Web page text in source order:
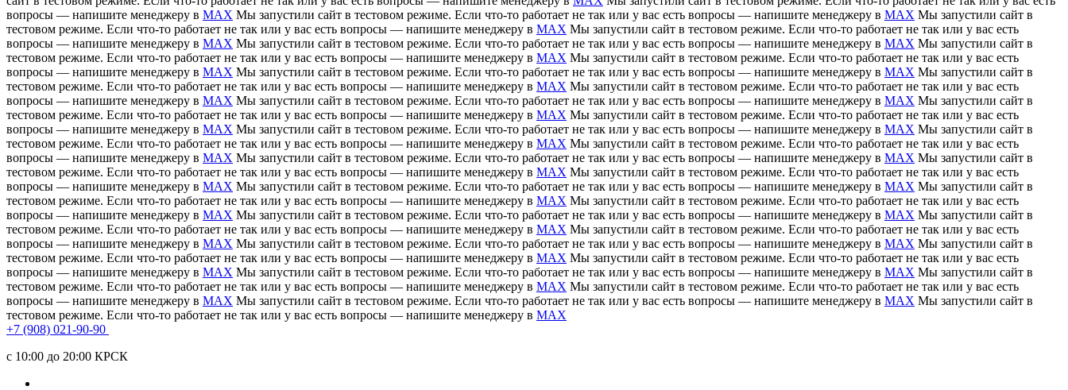
вопросы — напишите менеджеру в MAX Мы запустили сайт в тестовом режиме. Если что-то работает не так или у вас есть вопросы — напишите менеджеру в MAX Мы запустили сайт в
тестовом режиме. Если что-то работает не так или у вас есть вопросы — напишите менеджеру в MAX Мы запустили сайт в тестовом режиме. Если что-то работает не так или у вас есть
вопросы — напишите менеджеру в MAX Мы запустили сайт в тестовом режиме. Если что-то работает не так или у вас есть вопросы — напишите менеджеру в MAX Мы запустили сайт в
тестовом режиме. Если что-то работает не так или у вас есть вопросы — напишите менеджеру в MAX Мы запустили сайт в тестовом режиме. Если что-то работает не так или у вас есть
вопросы — напишите менеджеру в MAX Мы запустили сайт в тестовом режиме. Если что-то работает не так или у вас есть вопросы — напишите менеджеру в MAX Мы запустили сайт в
тестовом режиме. Если что-то работает не так или у вас есть вопросы — напишите менеджеру в MAX Мы запустили сайт в тестовом режиме. Если что-то работает не так или у вас есть
вопросы — напишите менеджеру в MAX Мы запустили сайт в тестовом режиме. Если что-то работает не так или у вас есть вопросы — напишите менеджеру в MAX Мы запустили сайт в
тестовом режиме. Если что-то работает не так или у вас есть вопросы — напишите менеджеру в MAX Мы запустили сайт в тестовом режиме. Если что-то работает не так или у вас есть
вопросы — напишите менеджеру в MAX Мы запустили сайт в тестовом режиме. Если что-то работает не так или у вас есть вопросы — напишите менеджеру в MAX Мы запустили сайт в
тестовом режиме. Если что-то работает не так или у вас есть вопросы — напишите менеджеру в MAX Мы запустили сайт в тестовом режиме. Если что-то работает не так или у вас есть
вопросы — напишите менеджеру в MAX Мы запустили сайт в тестовом режиме. Если что-то работает не так или у вас есть вопросы — напишите менеджеру в MAX Мы запустили сайт в
тестовом режиме. Если что-то работает не так или у вас есть вопросы — напишите менеджеру в MAX Мы запустили сайт в тестовом режиме. Если что-то работает не так или у вас есть
вопросы — напишите менеджеру в MAX Мы запустили сайт в тестовом режиме. Если что-то работает не так или у вас есть вопросы — напишите менеджеру в MAX Мы запустили сайт в
тестовом режиме. Если что-то работает не так или у вас есть вопросы — напишите менеджеру в MAX Мы запустили сайт в тестовом режиме. Если что-то работает не так или у вас есть
вопросы — напишите менеджеру в MAX Мы запустили сайт в тестовом режиме. Если что-то работает не так или у вас есть вопросы — напишите менеджеру в MAX Мы запустили сайт в
тестовом режиме. Если что-то работает не так или у вас есть вопросы — напишите менеджеру в MAX Мы запустили сайт в тестовом режиме. Если что-то работает не так или у вас есть
вопросы — напишите менеджеру в MAX Мы запустили сайт в тестовом режиме. Если что-то работает не так или у вас есть вопросы — напишите менеджеру в MAX Мы запустили сайт в
тестовом режиме. Если что-то работает не так или у вас есть вопросы — напишите менеджеру в MAX Мы запустили сайт в тестовом режиме. Если что-то работает не так или у вас есть
вопросы — напишите менеджеру в MAX Мы запустили сайт в тестовом режиме. Если что-то работает не так или у вас есть вопросы — напишите менеджеру в MAX Мы запустили сайт в
тестовом режиме. Если что-то работает не так или у вас есть вопросы — напишите менеджеру в MAX Мы запустили сайт в тестовом режиме. Если что-то работает не так или у вас есть
вопросы — напишите менеджеру в MAX Мы запустили сайт в тестовом режиме. Если что-то работает не так или у вас есть вопросы — напишите менеджеру в MAX Мы запустили сайт в
тестовом режиме. Если что-то работает не так или у вас есть вопросы — напишите менеджеру в MAX
+7 (908) 021-90-90
c 10:00 до 20:00 КРСК